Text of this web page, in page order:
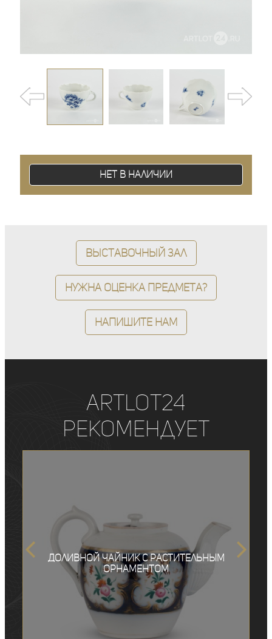
Нет в наличии
Выставочный зал
Нужна оценка предмета?
Напишите нам
ArtLot24
рекомендует
Доливной чайник c растительным
орнаментом